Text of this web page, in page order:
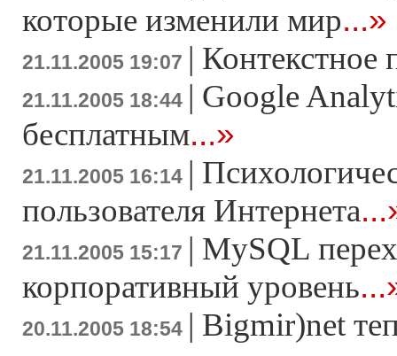
которые изменили мир...»
21.11.2005 19:07 | Контекстное
21.11.2005 18:44 | Google
бесплатным...»
21.11.2005 16:14 |
пользователя Интернета
21.11.2005 15:17 | MySQL
корпоративный уровень
20.11.2005 18:54 | Bigmir)net